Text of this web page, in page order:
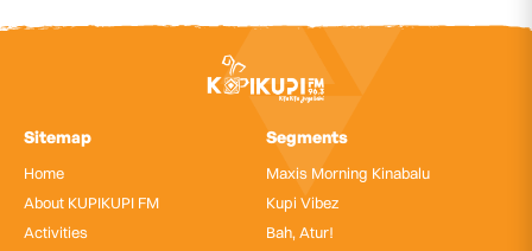
Sitemap
Home
About KUPIKUPI FM
Activities
Segments
Maxis Morning Kinabalu
Kupi Vibez
Bah, Atur!